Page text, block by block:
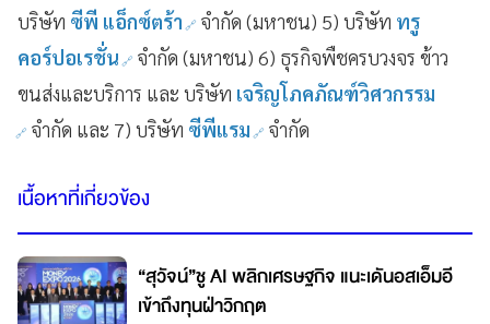
บริษัท ซีพี แอ็กซ์ตร้า จำกัด (มหาชน) 5) บริษัท ทรู
คอร์ปอเรชั่น จำกัด (มหาชน) 6) ธุรกิจพืชครบวงจร ข้าว
ขนส่งและบริการ และ บริษัท เจริญโภคภัณฑ์วิศวกรรม
จำกัด และ 7) บริษัท ซีพีแรม จำกัด
เนื้อหาที่เกี่ยวข้อง
“สุวัจน์”ชู AI พลิกเศรษฐกิจ แนะเดันอสเอ็มอี
เข้าถึงทุนฝ่าวิกฤต